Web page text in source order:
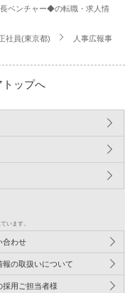
ベンチャー◆の転職・求人情
社員(東京都)
人事広報事
ップへ
います。
合わせ
報の取扱いについて
採用ご担当者様